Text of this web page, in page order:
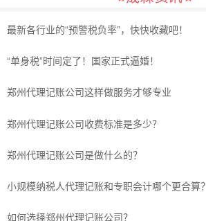
最新各行业的“预警税负率”，快快收藏吧！
“单身税”时间定了！国家正式逼婚！
郑州代理记账公司这样做服务才够专业
郑州代理记账公司收费标准是多少？
郑州代理记账公司是做什么的？
小规模纳税人代理记账和专职会计哪个更合算？
如何选择郑州代理记账公司？